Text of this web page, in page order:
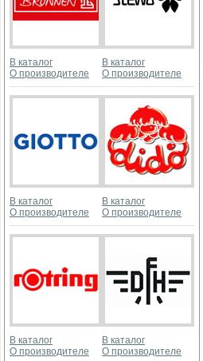
В каталог
О производителе
В каталог
О производителе
В каталог
О производителе
В каталог
О производителе
В каталог
О производителе
В каталог
О производителе